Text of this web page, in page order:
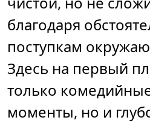
благодаря
поступкам
Здесь на первый
только
моменты, но и